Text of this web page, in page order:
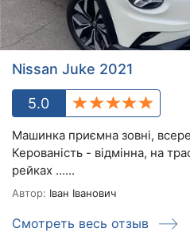
Nissan Juke 2021
5.0
Машинка приємна зовні,
Керованість - відмінна, на
рейках ......
Автор: Іван Іванович
Смотреть весь отзыв